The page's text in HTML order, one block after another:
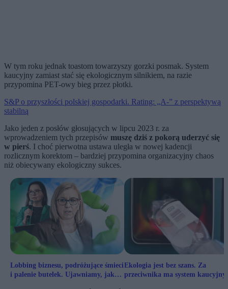
W tym roku jednak toastom towarzyszy gorzki posmak. System
kaucyjny zamiast stać się ekologicznym silnikiem, na razie
przypomina PET-owy bieg przez płotki.
S&P o przyszłości polskiej gospodarki. Rating: „A-” z perspektywą
stabilną
Jako jeden z posłów głosujących w lipcu 2023 r. za
wprowadzeniem tych przepisów muszę dziś z pokorą uderzyć się
w pierś. I choć pierwotna ustawa uległa w nowej kadencji
rozlicznym korektom – bardziej przypomina organizacyjny chaos
niż obiecywany ekologiczny sukces.
Lobbing biznesu, podróżujące śmieci
i palenie butelek. Ujawniamy, jak
Ekologia jest bez szans. Za
przeciwnika ma system kaucyjny